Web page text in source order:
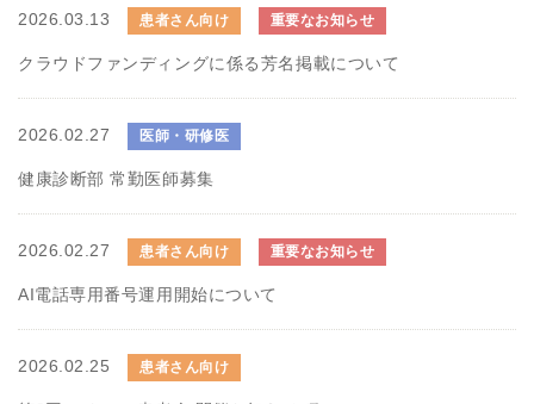
2026.03.13 患者さん向け 重要なお知らせ
クラウドファンディングに係る芳名掲載について
2026.02.27 医師・研修医
健康診断部 常勤医師募集
2026.02.27 患者さん向け 重要なお知らせ
AI電話専用番号運用開始について
2026.02.25 患者さん向け